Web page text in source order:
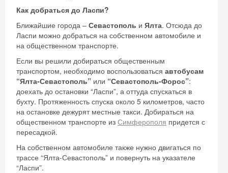
Как добраться до Ласпи?
Ближайшие города – Севастополь и Ялта. Отсюда до
Ласпи можно добраться на собственном автомобиле и
на общественном транспорте.
Если вы решили добираться общественным
транспортом, необходимо воспользоваться автобусам
“Ялта-Севастополь” или “Севастополь-Форос”:
доехать до остановки “Ласпи”, а оттуда спускаться в
бухту. Протяженность спуска около 5 километров, часто
на остановке дежурят местные такси. Добираться на
общественном транспорте из Симферополя придется с
пересадкой.
На собственном автомобиле также нужно двигаться по
трассе “Ялта-Севастополь” и повернуть на указателе
“Ласпи”.